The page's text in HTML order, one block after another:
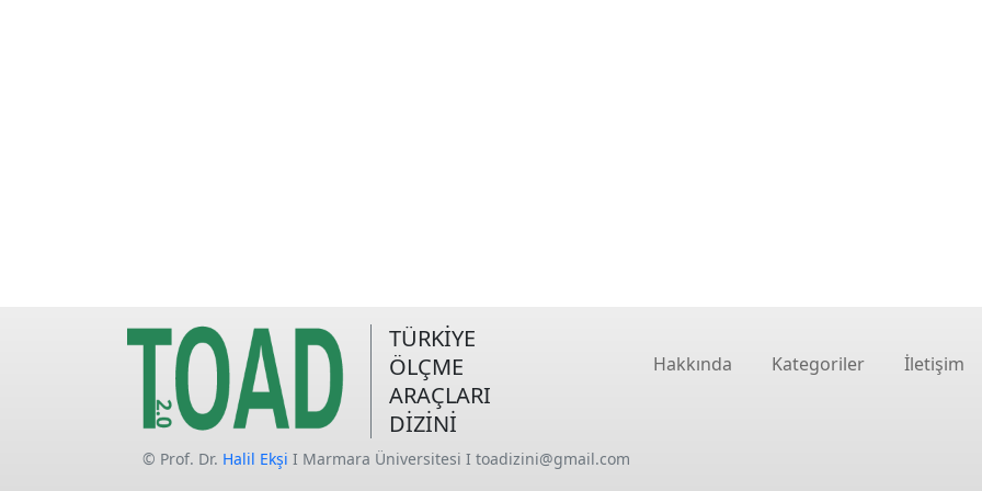
TÜRKİYE
ÖLÇME
ARAÇLARI
DİZİNİ
Hakkında Kategoriler İletişim
© Prof. Dr. Halil Ekşi I Marmara Üniversitesi I toadizini@gmail.com